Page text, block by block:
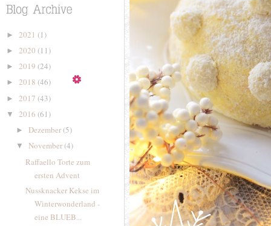
► 2021 (1)
► 2020 (11)
► 2019 (24)
► 2018 (46)
► 2017 (43)
▼ 2016 (61)
► Dezember(5)
▼ November(4)
Raffaello Torte zum
ersten Advent
Nussknacker Kekse im
Winterwonderland -
eine BLUEB...